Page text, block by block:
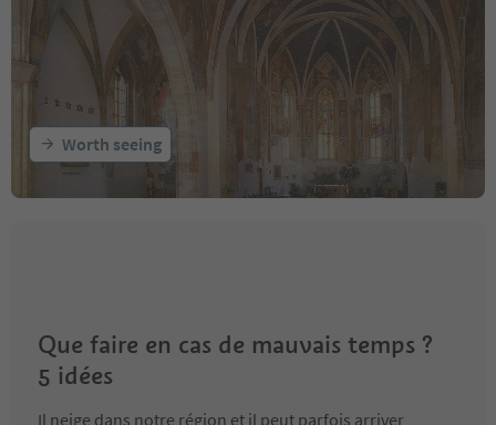
Worth seeing
Que faire en cas de mauvais temps ?
5 idées
Il neige dans notre région et il peut parfois arriver